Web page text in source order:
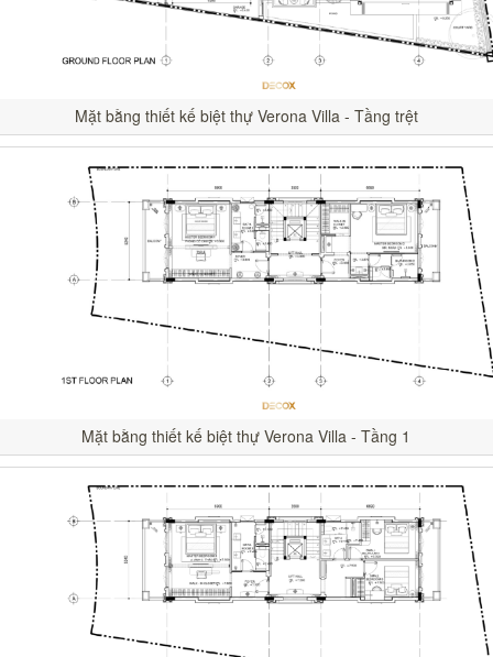
Mặt bằng thiết kế biệt thự Verona Villa - Tầng trệt
Mặt bằng thiết kế biệt thự Verona Villa - Tầng 1